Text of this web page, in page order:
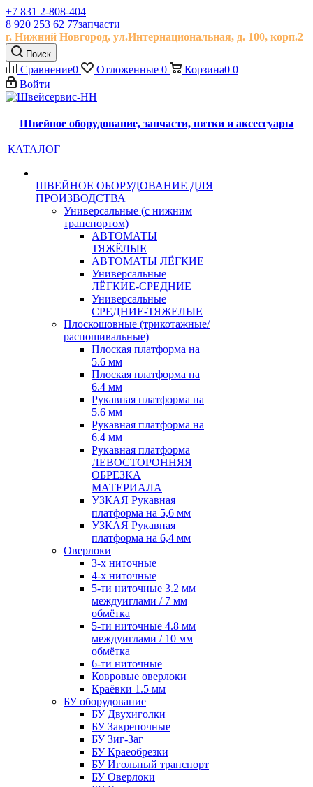
+7 831 2-808-404
8 920 253 62 77запчасти
г. Нижний Новгород, ул.Интернациональная, д. 100, корп.2
Поиск
Сравнение0 Отложенные 0 Корзина0 0
Войти
Швейное оборудование, запчасти, нитки и аксессуары
КАТАЛОГ
ШВЕЙНОЕ ОБОРУДОВАНИЕ ДЛЯ
ПРОИЗВОДСТВА
Универсальные (с нижним
транспортом)
АВТОМАТЫ
ТЯЖЁЛЫЕ
АВТОМАТЫ ЛЁГКИЕ
Универсальные
ЛЁГКИЕ-СРЕДНИЕ
Универсальные
СРЕДНИЕ-ТЯЖЕЛЫЕ
Плоскошовные (трикотажные/
распошивальные)
Плоская платформа на
5.6 мм
Плоская платформа на
6.4 мм
Рукавная платформа на
5.6 мм
Рукавная платформа на
6.4 мм
Рукавная платформа
ЛЕВОСТОРОННЯЯ
ОБРЕЗКА
МАТЕРИАЛА
УЗКАЯ Рукавная
платформа на 5,6 мм
УЗКАЯ Рукавная
платформа на 6,4 мм
Оверлоки
3-х ниточные
4-х ниточные
5-ти ниточные 3.2 мм
междуиглами / 7 мм
обмётка
5-ти ниточные 4.8 мм
междуиглами / 10 мм
обмётка
6-ти ниточные
Ковровые оверлоки
Краёвки 1.5 мм
БУ оборудование
БУ Двухиголки
БУ Закрепочные
БУ Зиг-Заг
БУ Краеобрезки
БУ Игольный транспорт
БУ Оверлоки